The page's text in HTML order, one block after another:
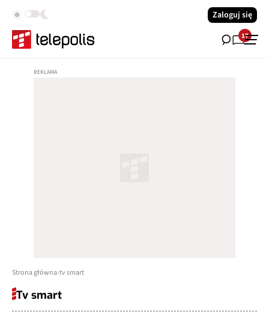
Zaloguj się
17
Strona główna tv smart
Tv smart